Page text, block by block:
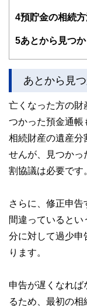
をわかり
このよ
執筆者
やすさは
な情報発
4預貯金の相続
5あとから見つ
あとから見
亡くなった方の財
つかった預金通帳
相続財産の遺産分
せんが、見つかっ
割協議は必要です
さらに、修正申
間違っていると
分に対して過少申
ります。
申告が遅くなれば
るため、最初の